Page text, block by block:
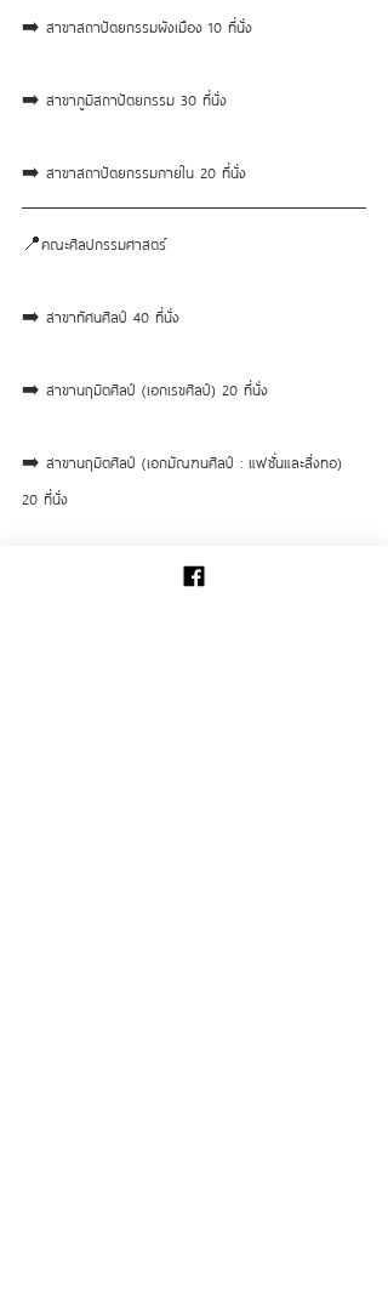
➡️ สาขาสถาปัตยกรรมผังเมือง 10 ที่นั่ง
➡️ สาขาภูมิสถาปัตยกรรม 30 ที่นั่ง
➡️ สาขาสถาปัตยกรรมภายใน 20 ที่นั่ง
​📍คณะศิลปกรรมศาสตร์
➡️ สาขาทัศนศิลป์ 40 ที่นั่ง
➡️ สาขานฤมิตศิลป์ (เอกเรขศิลป์) 20 ที่นั่ง
➡️ สาขานฤมิตศิลป์ (เอกมัณฑนศิลป์ : แฟชั่นและสิ่งทอ)
20 ที่นั่ง
➡️ สาขานฤมิตศิลป์ (เอกนิทรรศการศิลป์) 10 ที่นั่ง